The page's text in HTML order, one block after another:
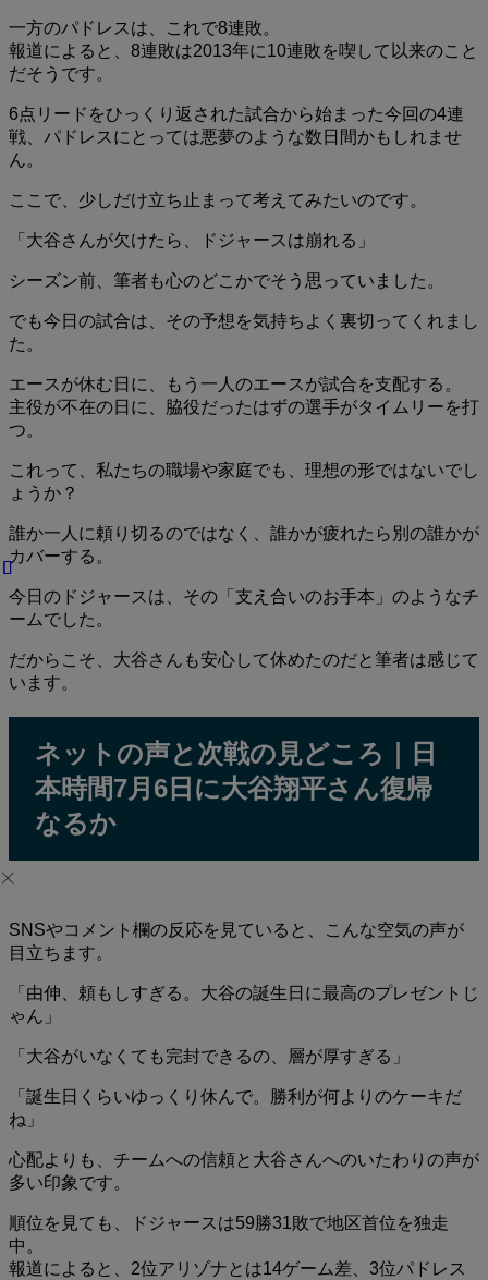
一方のパドレスは、これで8連敗。
報道によると、8連敗は2013年に10連敗を喫して以来のこと
だそうです。
6点リードをひっくり返された試合から始まった今回の4連
戦、パドレスにとっては悪夢のような数日間かもしれませ
ん。
ここで、少しだけ立ち止まって考えてみたいのです。
「大谷さんが欠けたら、ドジャースは崩れる」
シーズン前、筆者も心のどこかでそう思っていました。
でも今日の試合は、その予想を気持ちよく裏切ってくれまし
た。
エースが休む日に、もう一人のエースが試合を支配する。
主役が不在の日に、脇役だったはずの選手がタイムリーを打
つ。
これって、私たちの職場や家庭でも、理想の形ではないでし
ょうか？
誰か一人に頼り切るのではなく、誰かが疲れたら別の誰かが
カバーする。
今日のドジャースは、その「支え合いのお手本」のようなチ
ームでした。
だからこそ、大谷さんも安心して休めたのだと筆者は感じて
います。
ネットの声と次戦の見どころ｜日
本時間7月6日に大谷翔平さん復帰
なるか
SNSやコメント欄の反応を見ていると、こんな空気の声が
目立ちます。
「由伸、頼もしすぎる。大谷の誕生日に最高のプレゼントじ
ゃん」
「大谷がいなくても完封できるの、層が厚すぎる」
「誕生日くらいゆっくり休んで。勝利が何よりのケーキだ
ね」
心配よりも、チームへの信頼と大谷さんへのいたわりの声が
多い印象です。
順位を見ても、ドジャースは59勝31敗で地区首位を独走
中。
報道によると、2位アリゾナとは14ゲーム差、3位パドレス